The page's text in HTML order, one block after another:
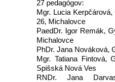
27 pedagógov:
Mgr. Lucia
26, Michalovce
PaedDr. Igor Remák,
Michalovce
PhDr. Jana Nováková,
Mgr. Tatiana Fintová,
Spišská Nová Ves
RNDr. Jana